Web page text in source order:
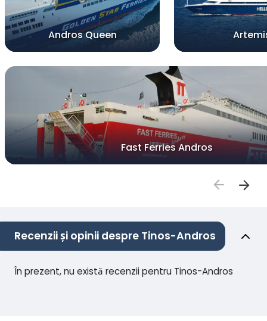
Andros Queen
Fast Ferries Andros
Recenzii și opinii despre Tinos-Andros
În prezent, nu există recenzii pentru Tinos-Andros